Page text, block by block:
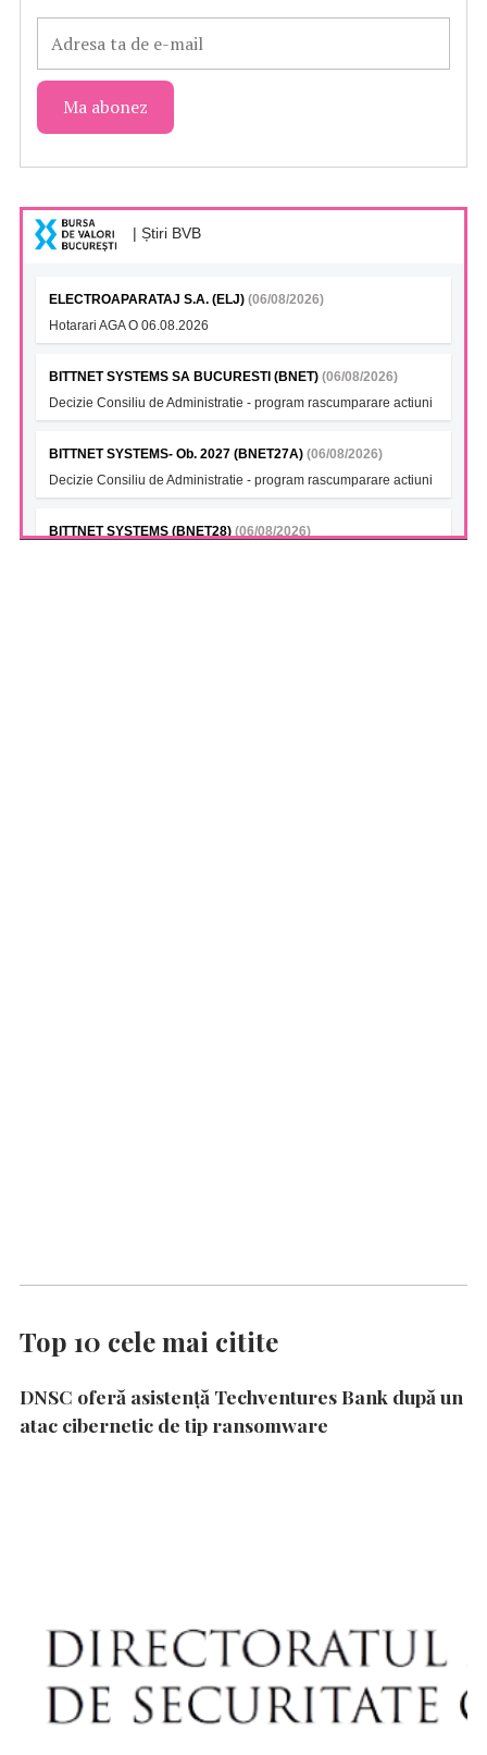
| Știri BVB
ELECTROAPARATAJ S.A. (ELJ) (06/08/2026)
Hotarari AGA O 06.08.2026
BITTNET SYSTEMS SA BUCURESTI (BNET) (06/08/2026)
Decizie Consiliu de Administratie - program rascumparare actiuni
BITTNET SYSTEMS- Ob. 2027 (BNET27A) (06/08/2026)
Decizie Consiliu de Administratie - program rascumparare actiuni
BITTNET SYSTEMS (BNET28) (06/08/2026)
Top 10 cele mai citite
DNSC oferă asistență Techventures Bank după un
atac cibernetic de tip ransomware